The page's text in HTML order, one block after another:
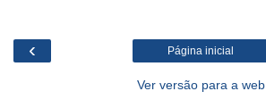
‹ Página inicial
Ver versão para a web